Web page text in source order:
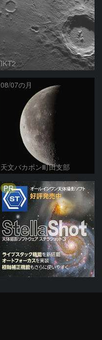
IKT2
08/07の月
天文バカボン町田支部
PR